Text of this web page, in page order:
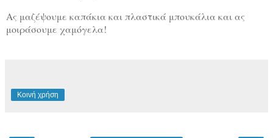
Ας μαζέψουμε καπάκια και πλαστικά μπουκάλια και ας
μοιράσουμε χαμόγελα!
Κοινή χρήση